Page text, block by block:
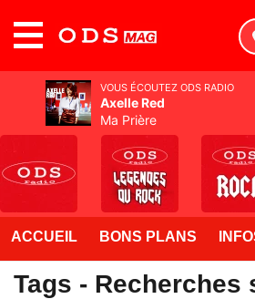
ACCUEIL BONS PLANS
Tags - Recherches
VOUS ÉCOUTEZ ODS RADIO
Axelle Red
Ma Prière